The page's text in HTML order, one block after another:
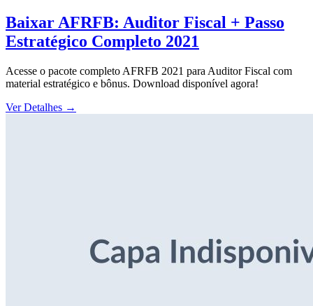
Baixar AFRFB: Auditor Fiscal + Passo
Estratégico Completo 2021
Acesse o pacote completo AFRFB 2021 para Auditor Fiscal com
material estratégico e bônus. Download disponível agora!
Ver Detalhes →